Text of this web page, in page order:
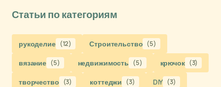
Статьи по категориям
рукоделие (12) Строительство (5)
вязание (5) недвижимость (5) крючок (3)
творчество (3) коттеджи (3) DIY (3)